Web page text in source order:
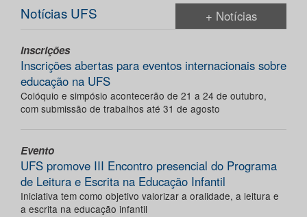
Notícias UFS + Notícias
Inscrições
Inscrições abertas para eventos internacionais sobre
educação na UFS
Colóquio e simpósio acontecerão de 21 a 24 de outubro,
com submissão de trabalhos até 31 de agosto
Evento
UFS promove III Encontro presencial do Programa
de Leitura e Escrita na Educação Infantil
Iniciativa tem como objetivo valorizar a oralidade, a leitura e
a escrita na educação infantil